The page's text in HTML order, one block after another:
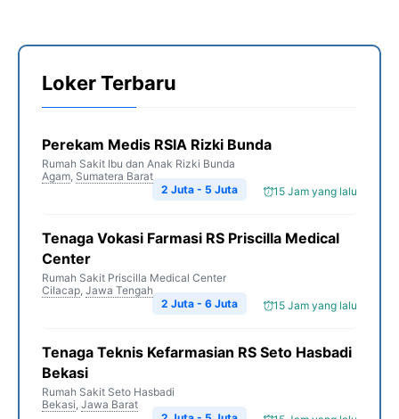
Loker Terbaru
Perekam Medis RSIA Rizki Bunda
Rumah Sakit Ibu dan Anak Rizki Bunda
Agam, Sumatera Barat
15 Jam yang lalu
2 Juta - 5 Juta
Tenaga Vokasi Farmasi RS Priscilla Medical
Center
Rumah Sakit Priscilla Medical Center
Cilacap, Jawa Tengah
15 Jam yang lalu
2 Juta - 6 Juta
Tenaga Teknis Kefarmasian RS Seto Hasbadi
Bekasi
Rumah Sakit Seto Hasbadi
Bekasi, Jawa Barat